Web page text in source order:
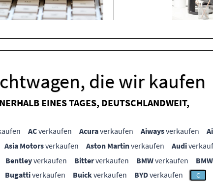
die wir kaufen
EINES TAGES, DEUTSCHLANDWEIT,
ACverkaufen Acuraverkaufen Aiwaysverkaufen
Asia Motorsverkaufen Aston Martinverkaufen Audi
Bentleyverkaufen Bitterverkaufen BMWverkaufen
Bugattiverkaufen Buickverkaufen BYDverkaufen C